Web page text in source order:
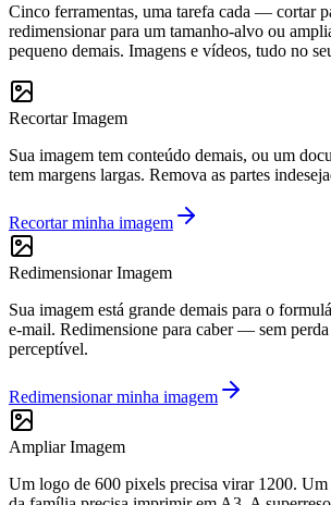
Cinco ferramentas, uma tarefa cada — cortar
redimensionar para um tamanho-alvo ou
pequeno demais. Imagens e vídeos, tudo no
Recortar Imagem
Sua imagem tem conteúdo demais, ou um
tem margens largas. Remova as partes
Recortar minha imagem
Redimensionar Imagem
Sua imagem está grande demais para o
e-mail. Redimensione para caber — sem
perceptível.
Redimensionar minha imagem
Ampliar Imagem
Um logo de 600 pixels precisa virar 1200. Um